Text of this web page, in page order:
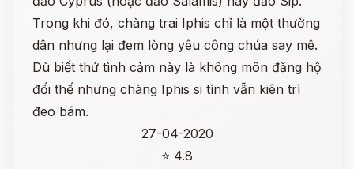
Trong khi đó, chàng trai Iphis chỉ là một thường
dân nhưng lại đem lòng yêu công chúa say mê.
Dù biết thứ tình cảm này là không môn đăng hộ
đối thế nhưng chàng Iphis si tình vẫn kiên trì
đeo bám.
27-04-2020
⭐ 4.8